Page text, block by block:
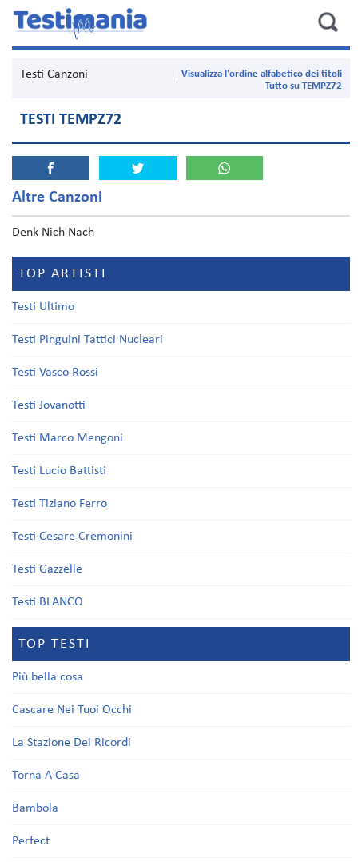
Testi Canzoni
Visualizza l'ordine alfabetico dei titoli
Tutto su TEMPZ72
TESTI TEMPZ72
Altre Canzoni
Denk Nich Nach
TOP ARTISTI
Testi Ultimo
Testi Pinguini Tattici Nucleari
Testi Vasco Rossi
Testi Jovanotti
Testi Marco Mengoni
Testi Lucio Battisti
Testi Tiziano Ferro
Testi Cesare Cremonini
Testi Gazzelle
Testi BLANCO
TOP TESTI
Più bella cosa
Cascare Nei Tuoi Occhi
La Stazione Dei Ricordi
Torna A Casa
Bambola
Perfect